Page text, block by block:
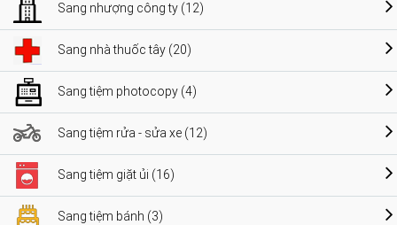
Sang nhượng công ty (12)
Sang nhà thuốc tây (20)
Sang tiệm photocopy (4)
Sang tiệm rửa - sửa xe (12)
Sang tiệm giặt ủi (16)
Sang tiệm bánh (3)